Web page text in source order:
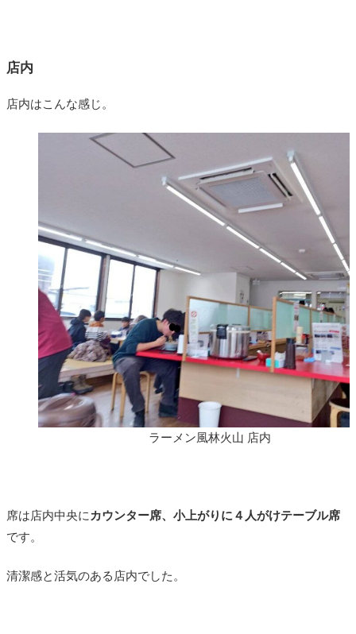
店内
店内はこんな感じ。
ラーメン風林火山 店内
席は店内中央にカウンター席、小上がりに４人がけテーブル席
です。
清潔感と活気のある店内でした。